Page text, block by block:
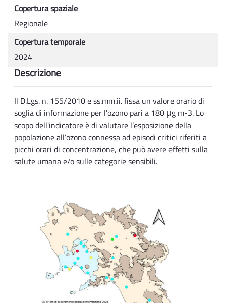
Copertura spaziale
Regionale
Copertura temporale
2024
Descrizione
Il D.Lgs. n. 155/2010 e ss.mm.ii. fissa un valore orario di
soglia di informazione per l'ozono pari a 180 μg m-3. Lo
scopo dell'indicatore è di valutare l’esposizione della
popolazione all’ozono connessa ad episodi critici riferiti a
picchi orari di concentrazione, che può avere effetti sulla
salute umana e/o sulle categorie sensibili.